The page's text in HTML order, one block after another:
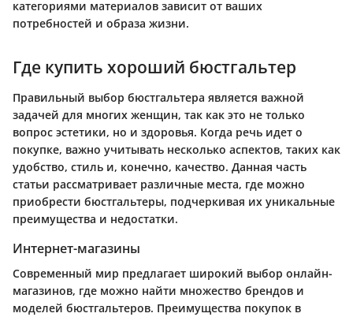
категориями материалов зависит от ваших
потребностей и образа жизни.
Где купить хороший бюстгальтер
Правильный выбор бюстгальтера является важной
задачей для многих женщин, так как это не только
вопрос эстетики, но и здоровья. Когда речь идет о
покупке, важно учитывать несколько аспектов, таких как
удобство, стиль и, конечно, качество. Данная часть
статьи рассматривает различные места, где можно
приобрести бюстгальтеры, подчеркивая их уникальные
преимущества и недостатки.
Интернет-магазины
Современный мир предлагает широкий выбор онлайн-
магазинов, где можно найти множество брендов и
моделей бюстгальтеров. Преимущества покупок в